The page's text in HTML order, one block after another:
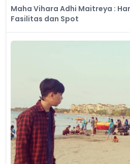
Maha Vihara Adhi Maitreya :
Fasilitas dan Spot